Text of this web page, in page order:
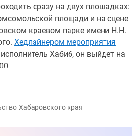
сразу на двух площадках:
площади и на сцене
краевом парке имени Н.Н.
Хедлайнером мероприятия
Хабиб, он выйдет на
Хабаровского края